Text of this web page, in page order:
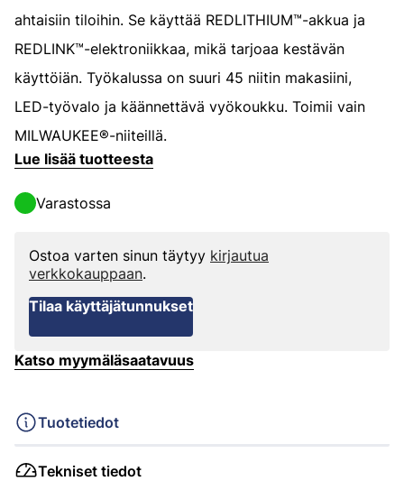
ahtaisiin tiloihin. Se käyttää REDLITHIUM™-akkua ja
REDLINK™-elektroniikkaa, mikä tarjoaa kestävän
käyttöiän. Työkalussa on suuri 45 niitin makasiini,
LED-työvalo ja käännettävä vyökoukku. Toimii vain
MILWAUKEE®-niiteillä.
Lue lisää tuotteesta
Varastossa
Ostoa varten sinun täytyy kirjautua
verkkokauppaan.
Tilaa käyttäjätunnukset
Katso myymäläsaatavuus
Tuotetiedot
Tekniset tiedot